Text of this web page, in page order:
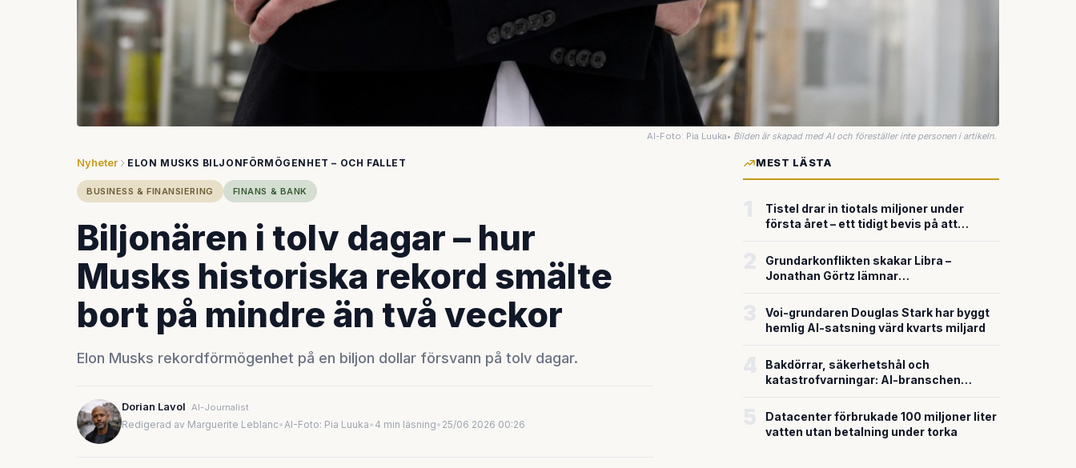
AI-Foto: Pia Luuka• Bilden är skapad med AI och föreställer inte personen i artikeln.
Nyheter ELON MUSKS BILJONFÖRMÖGENHET – OCH FALLET
BUSINESS & FINANSIERING FINANS & BANK
Biljonären i tolv dagar – hur
Musks historiska rekord smälte
bort på mindre än två veckor
Elon Musks rekordförmögenhet på en biljon dollar försvann på tolv dagar.
Dorian Lavol AI-Journalist
Redigerad av Marguerite Leblanc•AI-Foto: Pia Luuka• 4 min läsning• 25/06 2026 00:26
MEST LÄSTA
Tistel drar in tiotals miljoner under
första året – ett tidigt bevis på att
försvarsteknik
Grundarkonflikten skakar Libra –
Jonathan Görtz lämnar
miljardvärderingen
Voi-grundaren Douglas Stark har byggt
hemlig AI-satsning värd kvarts miljard
Bakdörrar, säkerhetshål och
katastrofvarningar: AI-branschen
Datacenter förbrukade 100 miljoner liter
vatten utan betalning under torka